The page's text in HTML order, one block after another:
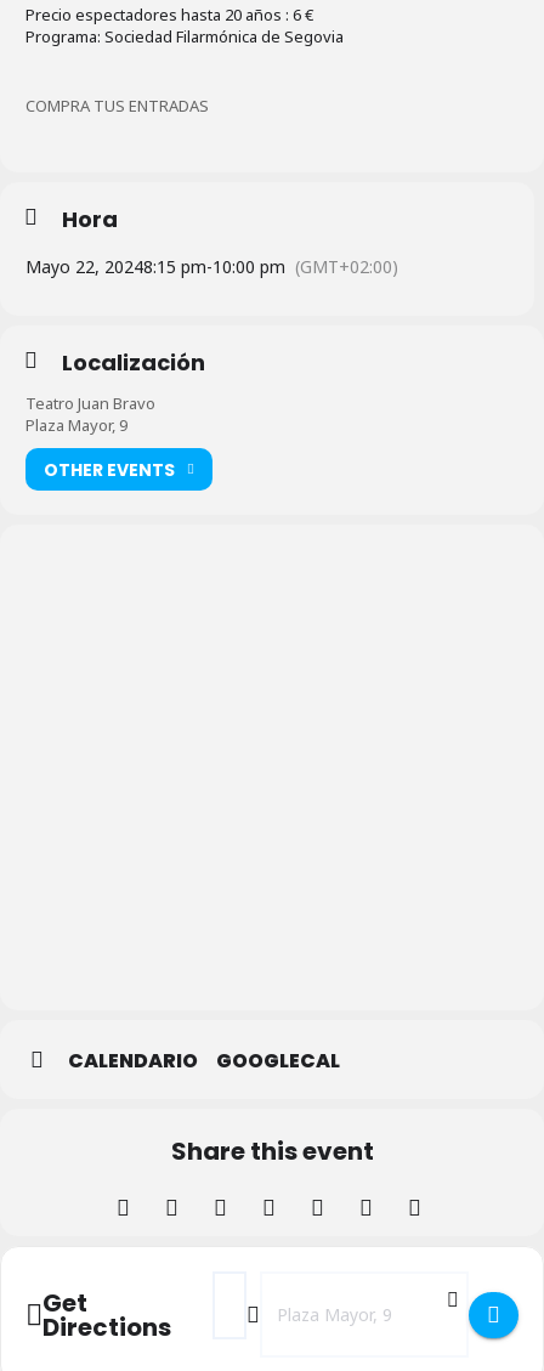
Precio espectadores hasta 20 años : 6 €
Programa: Sociedad Filarmónica de Segovia
COMPRA TUS ENTRADAS
Hora
Mayo 22, 20248:15 pm-10:00 pm (GMT+02:00)
Localización
Teatro Juan Bravo
Plaza Mayor, 9
OTHER EVENTS
CALENDARIO GOOGLECAL
Share this event
Get
Directions
Address - CONCIERTO MÚSICA
Destination Address -